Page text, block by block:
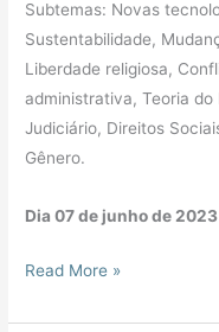
Subtemas: Novas
Sustentabilidade,
Liberdade religiosa,
administrativa, Teoria
Judiciário, Direitos
Gênero.
Dia 07 de junho de 2023
Read More »